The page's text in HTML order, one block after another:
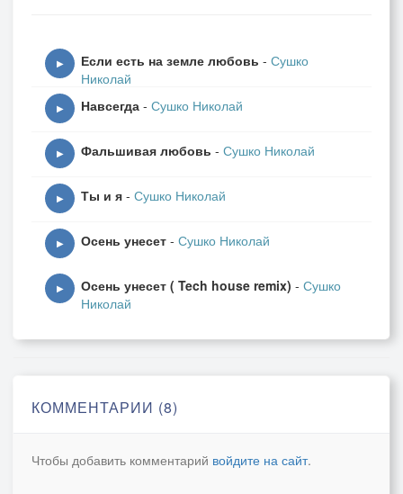
▶ Если есть на земле любовь - Сушко
Николай
▶ Навсегда - Сушко Николай
▶ Фальшивая любовь - Сушко Николай
▶ Ты и я - Сушко Николай
▶ Осень унесет - Сушко Николай
▶ Осень унесет ( Tech house remix) - Сушко
Николай
КОММЕНТАРИИ (8)
Чтобы добавить комментарий войдите на сайт.